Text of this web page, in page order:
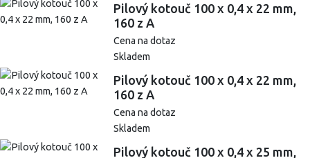
Pilový kotouč 100 x 0,4 x 22 mm,
160 z A
Cena na dotaz
Skladem
Pilový kotouč 100 x 0,4 x 22 mm,
160 z A
Cena na dotaz
Skladem
Pilový kotouč 100 x 0,4 x 25 mm,